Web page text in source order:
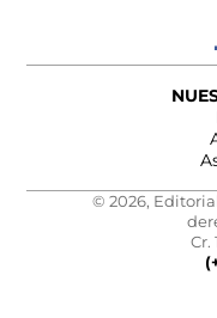
© 2026,
Cr.